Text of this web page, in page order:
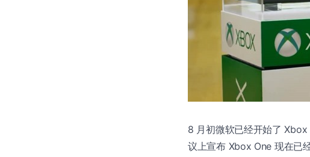
8 月初微软已经开始了 Xbox
议上宣布 Xbox One 现在已